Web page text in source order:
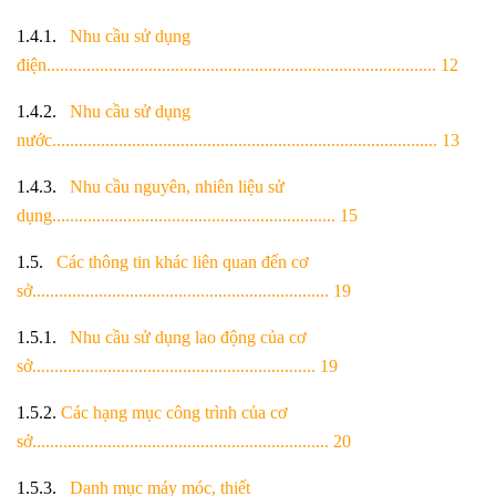
1.4.1. Nhu cầu sử dụng
điện........................................................................................ 12
1.4.2. Nhu cầu sử dụng
nước....................................................................................... 13
1.4.3. Nhu cầu nguyên, nhiên liệu sử
dụng................................................................ 15
1.5. Các thông tin khác liên quan đến cơ
sở................................................................... 19
1.5.1. Nhu cầu sử dụng lao động của cơ
sở................................................................ 19
1.5.2. Các hạng mục công trình của cơ
sở................................................................... 20
1.5.3. Danh mục máy móc, thiết